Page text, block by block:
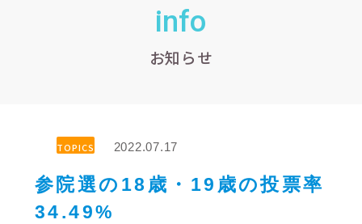
info
お知らせ
TOPICS 2022.07.17
参院選の18歳・19歳の投票率
34.49%